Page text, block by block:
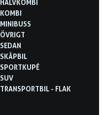
HALVKOMBI
KOMBI
MINIBUSS
ÖVRIGT
SEDAN
SKÅPBIL
SPORTKUPÉ
SUV
TRANSPORTBIL - FLAK